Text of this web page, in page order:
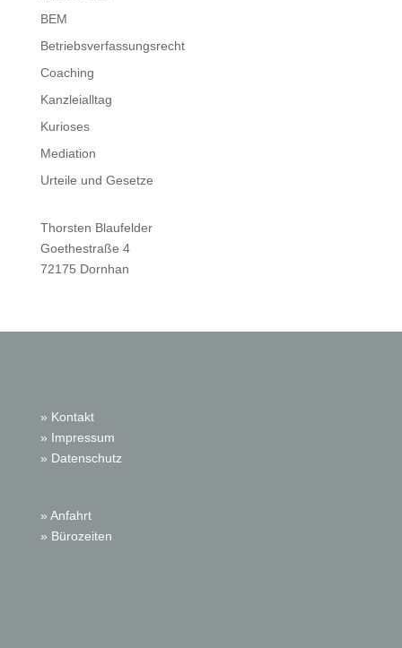
BEM
Betriebsverfassungsrecht
Coaching
Kanzleialltag
Kurioses
Mediation
Urteile und Gesetze
Thorsten Blaufelder
Goethestraße 4
72175 Dornhan
» Kontakt
» Impressum
» Datenschutz
» Anfahrt
» Bürozeiten